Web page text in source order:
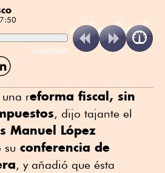
ReadSpeaker
una reforma fiscal, sin
, dijo tajante el
Manuel López
su conferencia de
, y añadió que ésta